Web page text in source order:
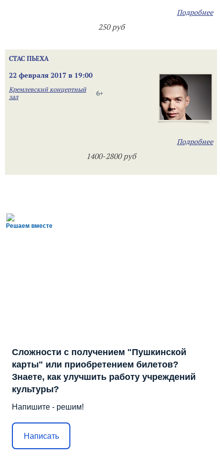
Подробнее
250 руб
СТАС ПЬЕХА
22 февраля 2017 в 19:00
6+
Кремлевский концертный
зал
Подробнее
1400-2800 руб
Решаем вместе
Сложности с получением "Пушкинской
карты" или приобретением билетов?
Знаете, как улучшить работу учреждений
культуры?
Напишите - решим!
Написать